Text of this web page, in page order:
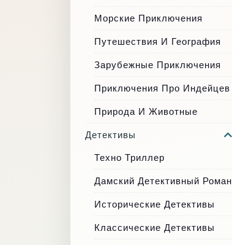
Морские Приключения
Путешествия И География
Зарубежные Приключения
Приключения Про Индейцев
Природа И Животные
Детективы
Техно Триллер
Дамский Детективный Роман
Исторические Детективы
Классические Детективы